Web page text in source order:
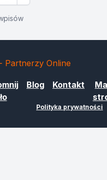
Partnerzy Online
Blog Kontakt
Polityka prywatności